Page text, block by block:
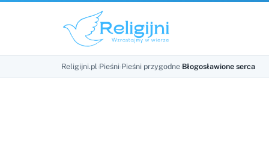
Religijni.pl›Pieśni›Pieśni przygodne›Błogosławione serca